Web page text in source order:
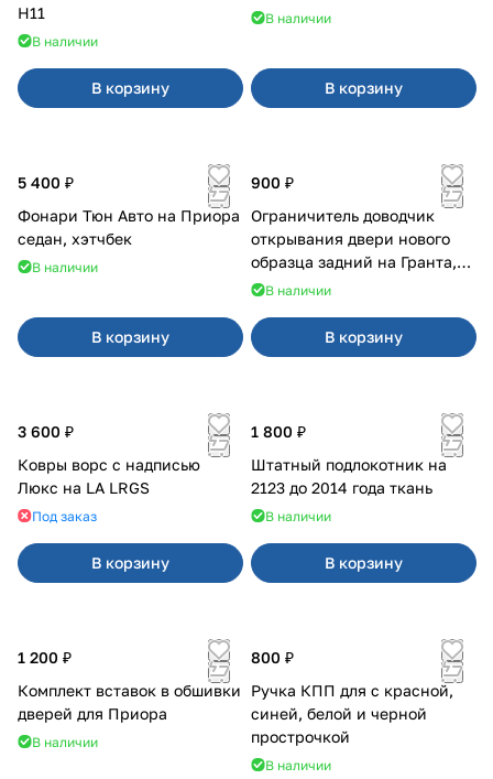
H11
В наличии
В корзину
В наличии
В корзину
5 400 ₽
Фонари Тюн Авто на Приора
седан, хэтчбек
В наличии
В корзину
900 ₽
Ограничитель доводчик
открывания двери нового
образца задний на Гранта,
Урбан
В наличии
В корзину
3 600 ₽
Ковры ворс с надписью
Люкс на LA LRGS
Под заказ
В корзину
1 800 ₽
Штатный подлокотник на
2123 до 2014 года ткань
В наличии
В корзину
1 200 ₽
Комплект вставок в обшивки
дверей для Приора
В наличии
800 ₽
Ручка КПП для с красной,
синей, белой и черной
прострочкой
В наличии